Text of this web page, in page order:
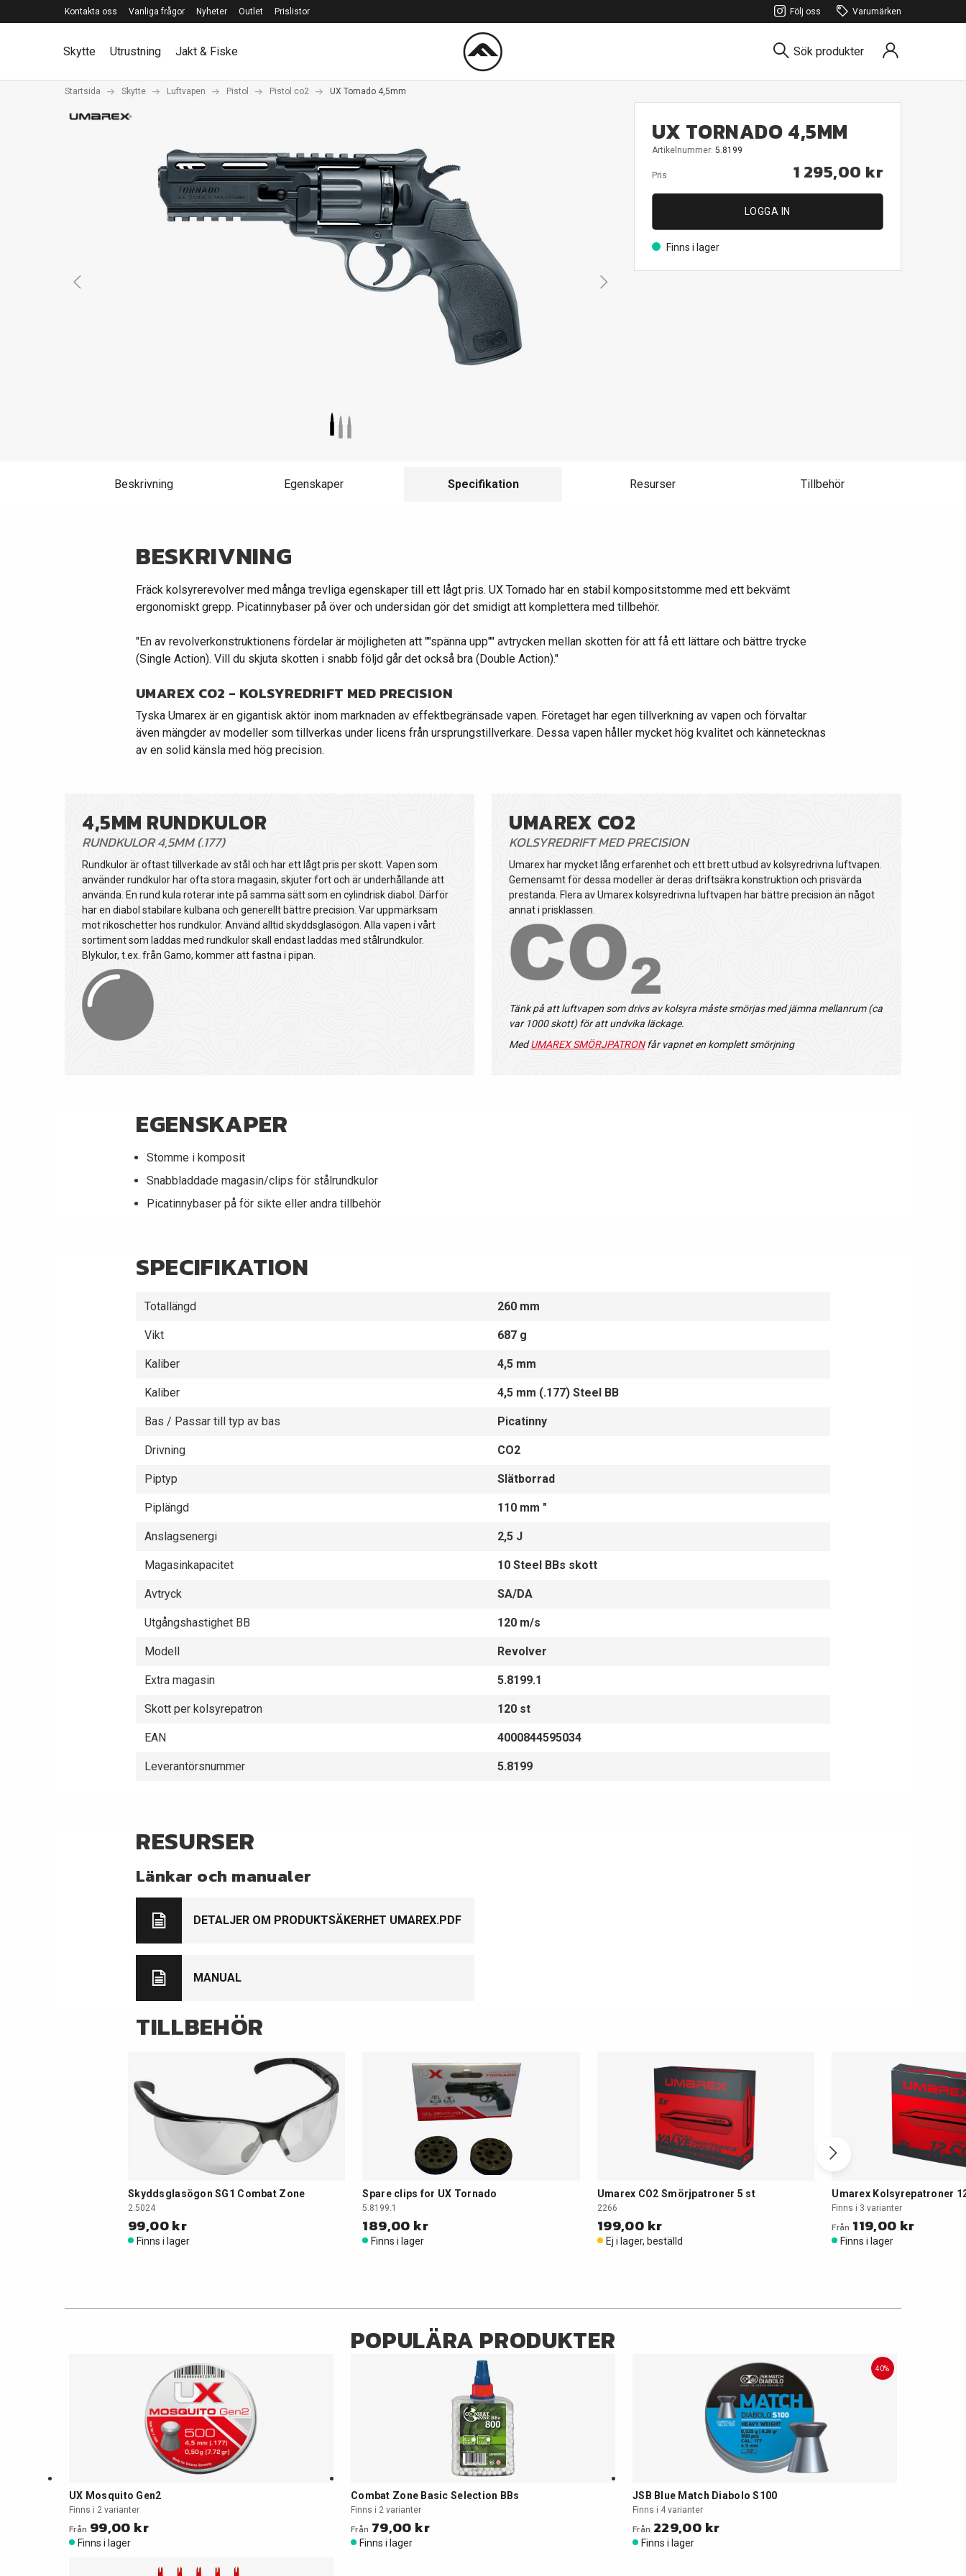
Kontakta oss Vanliga frågor Nyheter Outlet Prislistor Följ oss Varumärken
Skytte Utrustning Jakt & Fiske Sök produkter
Startsida Skytte Luftvapen Pistol Pistol co2 UX Tornado 4,5mm
UX TORNADO 4,5MM
Artikelnummer: 5.8199
Pris 1 295,00 kr
LOGGA IN
Finns i lager
Beskrivning Egenskaper Specifikation Resurser Tillbehör
BESKRIVNING
Fräck kolsyrerevolver med många trevliga egenskaper till ett lågt pris. UX Tornado har en stabil kompositstomme med ett bekvämt
ergonomiskt grepp. Picatinnybaser på över och undersidan gör det smidigt att komplettera med tillbehör.
"En av revolverkonstruktionens fördelar är möjligheten att ""spänna upp"" avtrycken mellan skotten för att få ett lättare och bättre trycke
(Single Action). Vill du skjuta skotten i snabb följd går det också bra (Double Action)."
UMAREX CO2 - KOLSYREDRIFT MED PRECISION
Tyska Umarex är en gigantisk aktör inom marknaden av effektbegränsade vapen. Företaget har egen tillverkning av vapen och förvaltar
även mängder av modeller som tillverkas under licens från ursprungstillverkare. Dessa vapen håller mycket hög kvalitet och kännetecknas
av en solid känsla med hög precision.
4,5MM RUNDKULOR
RUNDKULOR 4,5MM (.177)
Rundkulor är oftast tillverkade av stål och har ett lågt pris per skott. Vapen som
använder rundkulor har ofta stora magasin, skjuter fort och är underhållande att
använda. En rund kula roterar inte på samma sätt som en cylindrisk diabol. Därför
har en diabol stabilare kulbana och generellt bättre precision. Var uppmärksam
mot rikoschetter hos rundkulor. Använd alltid skyddsglasögon. Alla vapen i vårt
sortiment som laddas med rundkulor skall endast laddas med stålrundkulor.
Blykulor, t.ex. från Gamo, kommer att fastna i pipan.
UMAREX CO2
KOLSYREDRIFT MED PRECISION
Umarex har mycket lång erfarenhet och ett brett utbud av kolsyredrivna luftvapen.
Gemensamt för dessa modeller är deras driftsäkra konstruktion och prisvärda
prestanda. Flera av Umarex kolsyredrivna luftvapen har bättre precision än något
annat i prisklassen.
Tänk på att luftvapen som drivs av kolsyra måste smörjas med jämna mellanrum (ca
var 1000 skott) för att undvika läckage.
MedUMAREX SMÖRJPATRONfår vapnet en komplett smörjning
EGENSKAPER
Stomme i komposit
Snabbladdade magasin/clips för stålrundkulor
Picatinnybaser på för sikte eller andra tillbehör
SPECIFIKATION
Totallängd 260 mm
Vikt 687 g
Kaliber 4,5 mm
Kaliber 4,5 mm (.177) Steel BB
Bas / Passar till typ av bas Picatinny
Drivning CO2
Piptyp Slätborrad
Piplängd 110 mm "
Anslagsenergi 2,5 J
Magasinkapacitet 10 Steel BBs skott
Avtryck SA/DA
Utgångshastighet BB 120 m/s
Modell Revolver
Extra magasin 5.8199.1
Skott per kolsyrepatron 120 st
EAN 4000844595034
Leverantörsnummer 5.8199
RESURSER
Länkar och manualer
DETALJER OM PRODUKTSÄKERHET UMAREX.PDF
MANUAL
TILLBEHÖR
Skyddsglasögon SG1 Combat Zone
2.5024
99,00 kr
Finns i lager
Spare clips for UX Tornado
5.8199.1
189,00 kr
Finns i lager
Umarex CO2 Smörjpatroner 5 st
2266
199,00 kr
Ej i lager, beställd
Umarex Kolsyrepatroner
Finns i 3 varianter
Från 119,00 kr
Finns i lager
POPULÄRA PRODUKTER
UX Mosquito Gen2
Finns i 2 varianter
Från 99,00 kr
Finns i lager
Combat Zone Basic Selection BBs
Finns i 2 varianter
Från 79,00 kr
Finns i lager
40%
JSB Blue Match Diabolo S100
Finns i 4 varianter
Från 229,00 kr
Finns i lager